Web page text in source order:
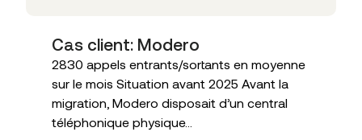
Cas client: Modero
2830 appels entrants/sortants en moyenne
sur le mois Situation avant 2025 Avant la
migration, Modero disposait d’un central
téléphonique physique...